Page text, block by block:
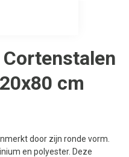
Cortenstalen
cm
door zijn ronde vorm.
en polyester. Deze